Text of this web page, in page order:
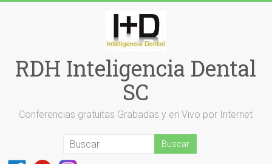
RDH Inteligencia Dental
SC
Conferencias gratuitas Grabadas y en Vivo por Internet